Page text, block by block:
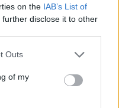
on the IAB’s List of
further disclose it to other
one or more Google
You may click to
its third-party tags to
in below Google
Outs
of my